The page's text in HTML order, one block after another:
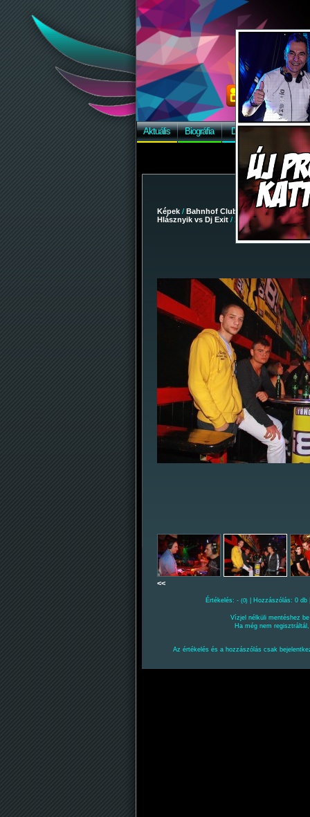
Aktuális Biográfia Discográfia Képek
Képek / Bahnhof Club /2009-02-28 -
Hlásznyik vs Dj Exit / 234
<<
Értékelés: - (0) | Hozzászólás: 0
Vízjel nélküli mentéshez
Ha még nem
Az értékelés és a hozzászólás csak